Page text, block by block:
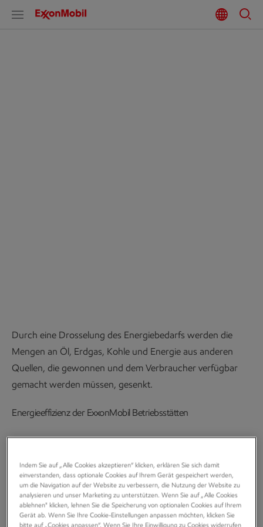
Durch eine Drosselung des Energiebedarfs werden die
Mengen an Öl, Erdgas, Kohle und Energie aus anderen
Quellen, die gewonnen und dem Verbraucher verfügbar
gemacht werden müssen, gesenkt.
Energieeffizienz der ExxonMobil Betriebsstätten
etwa 1,6 Mrd. Gigajoule Energie verbraucht.
Energieeffiziente Technologien und energiebewusstes
Handeln in den täglichen Betriebsabläufen ermöglichen es
uns, unsere Raffinerien und chemischen Anlagen
Indem Sie auf „Alle Cookies akzeptieren“ klicken, erklären Sie sich damit
einverstanden, dass optionale Cookies auf Ihrem Gerät gespeichert werden,
um die Navigation auf der Website zu verbessern, die Nutzung der Website zu
analysieren und unser Marketing zu unterstützen. Wenn Sie auf „Alle Cookies
ablehnen" klicken, lehnen Sie die Speicherung von optionalen Cookies auf Ihrem
Gerät ab. Wenn Sie Ihre Cookie-Einstellungen anpassen möchten, klicken Sie
bitte auf „Cookies anpassen“. Wenn Sie Ihre Einwilligung zu Cookies widerrufen